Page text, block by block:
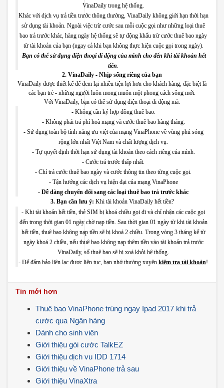
VinaDaily trong hệ thống.
Khác với dịch vụ trả tiền trước thông thường, VinaDaily không giới hạn thời hạn
sử dụng tài khoản. Ngoài việc trừ cước sau mỗi cuộc gọi như những loại thuê
bao trả trước khác, hàng ngày hệ thống sẽ tự động khấu trừ cước thuê bao ngày
từ tài khoản của bạn (ngay cả khi bạn không thực hiện cuộc gọi trong ngày).
Bạn có thể sử dụng điện thoại di động của mình cho đến khi tài khoản hết
tiền.
2. VinaDaily - Nhịp sống riêng của bạn
VinaDaily được thiết kế để đem lại nhiều tiện lợi hơn cho khách hàng, đặc biệt là
các bạn trẻ - những người luôn mong muốn một phong cách sống mới.
Với VinaDaily, bạn có thể sử dụng điện thoại di động mà:
- Không cần ký hợp đồng thuê bao.
- Không phải trả phí hoà mạng và cước thuê bao hàng tháng.
- Sử dụng toàn bộ tính năng ưu việt của mạng VinaPhone về vùng phủ sóng
rộng lớn nhất Việt Nam và chất lượng dịch vụ.
- Tự quyết định thời hạn sử dụng tài khoản theo cách riêng của mình.
- Cước trả trước thấp nhất.
- Chỉ trả cước thuê bao ngày và cước thông tin theo từng cuộc gọi.
- Tận hưởng các dịch vụ hiện đại của mạng VinaPhone
- Dễ dàng chuyển đổi sang các loại thuê bao trả trước khác
3. Bạn cần lưu ý: Khi tài khoản VinaDaily hết tiền?
- Khi tài khoản hết tiền, thẻ SIM bị khoá chiều gọi đi và chỉ nhận các cuộc gọi
đến trong thời gian 01 ngày chờ nạp tiền. Sau thời gian 01 ngày từ khi tài khoản
hết tiền, thuê bao không nạp tiền sẽ bị khoá 2 chiều. Trong vòng 3 tháng kể từ
ngày khoá 2 chiều, nếu thuê bao không nạp thêm tiền vào tài khoản trả trước
VinaDaily, số thuê bao sẽ bị xoá khỏi hệ thống.
- Để đảm bảo liên lạc được liên tục, bạn nhớ thường xuyên kiểm tra tài khoản!
Tin mới hơn
Thuê bao VinaPhone trúng ngay Ipad 2017 khi trả
cước qua Ngân hàng
Dành cho sinh viên
Giới thiệu gói cước TalkEZ
Giới thiệu dịch vu IDD 1714
Giới thiệu về VinaPhone trả sau
Giới thiệu VinaXtra